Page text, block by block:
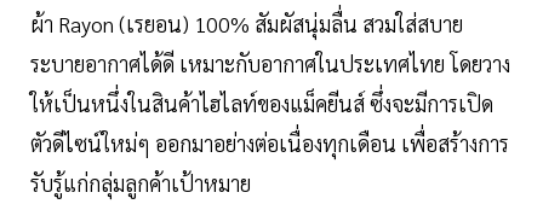
ผ้า Rayon (เรยอน) 100% สัมผัสนุ่มลื่น สวมใส่สบาย
ระบายอากาศได้ดี เหมาะกับอากาศในประเทศไทย โดยวาง
ให้เป็นหนึ่งในสินค้าไฮไลท์ของแม็คยีนส์ ซึ่งจะมีการเปิด
ตัวดีไซน์ใหม่ๆ ออกมาอย่างต่อเนื่องทุกเดือน เพื่อสร้างการ
รับรู้แก่กลุ่มลูกค้าเป้าหมาย